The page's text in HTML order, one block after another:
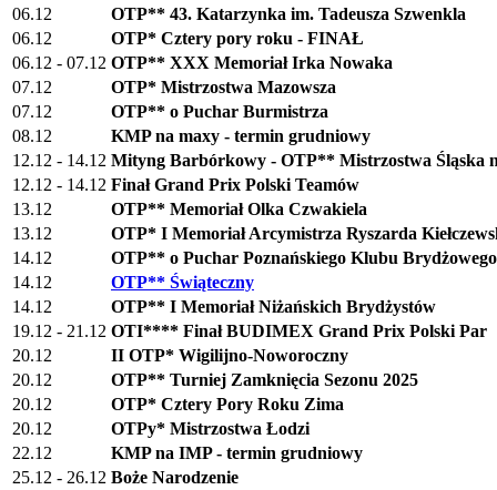
06.12
OTP** 43. Katarzynka im. Tadeusza Szwenkla
06.12
OTP* Cztery pory roku - FINAŁ
06.12 - 07.12 OTP** XXX Memoriał Irka Nowaka
07.12
OTP* Mistrzostwa Mazowsza
07.12
OTP** o Puchar Burmistrza
08.12
KMP na maxy - termin grudniowy
12.12 - 14.12 Mityng Barbórkowy - OTP** Mistrzostwa Śląska
12.12 - 14.12 Finał Grand Prix Polski Teamów
13.12
OTP** Memoriał Olka Czwakiela
13.12
OTP* I Memoriał Arcymistrza Ryszarda
14.12
OTP** o Puchar Poznańskiego Klubu Brydżowego
14.12
OTP** Świąteczny
14.12
OTP** I Memoriał Niżańskich Brydżystów
19.12 - 21.12 OTI**** Finał BUDIMEX Grand Prix Polski Par
20.12
II OTP* Wigilijno-Noworoczny
20.12
OTP** Turniej Zamknięcia Sezonu 2025
20.12
OTP* Cztery Pory Roku Zima
20.12
OTPy* Mistrzostwa Łodzi
22.12
KMP na IMP - termin grudniowy
25.12 - 26.12 Boże Narodzenie